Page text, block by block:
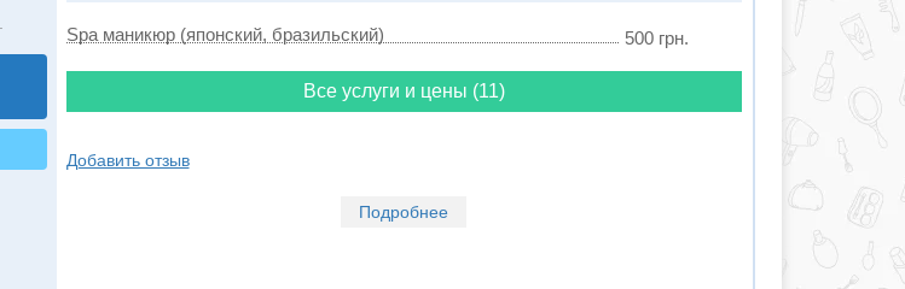
Spa маникюр (японский, бразильский) 500 грн.
Все услуги и цены (11)
Добавить отзыв
Подробнее